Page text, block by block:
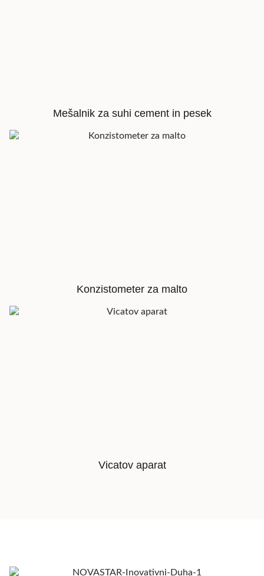
Mešalnik za suhi cement in pesek
Konzistometer za malto
Vicatov aparat